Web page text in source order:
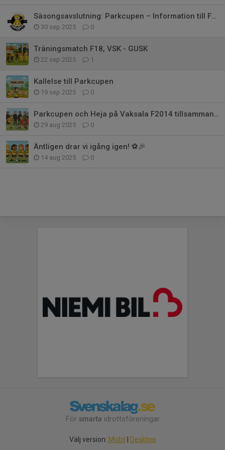
Säsongsavslutning: Parkcupen – Information till Föräldrar
30 sep 2025 0
Träningsmatch F18, VSK - GUSK
22 sep 2025 1
Kallelse till Parkcupen
19 sep 2025 0
Parkcupen och Heja på Vaksala F2014 tillsammans.
29 aug 2025 0
Äntligen drar vi igång igen! ⚽🎉
14 aug 2025 0
För smarta idrottsföreningar
Välj version: Mobil Desktop